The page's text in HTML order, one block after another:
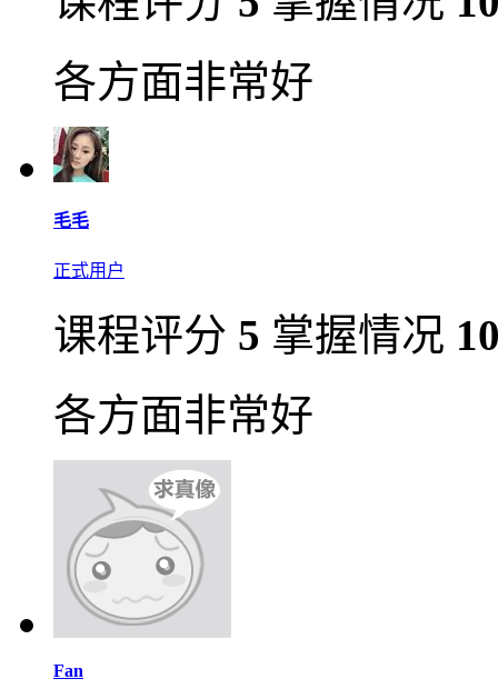
各方面非常好
毛毛
正式用户
课程评分 5 掌握情况
各方面非常好
Fan